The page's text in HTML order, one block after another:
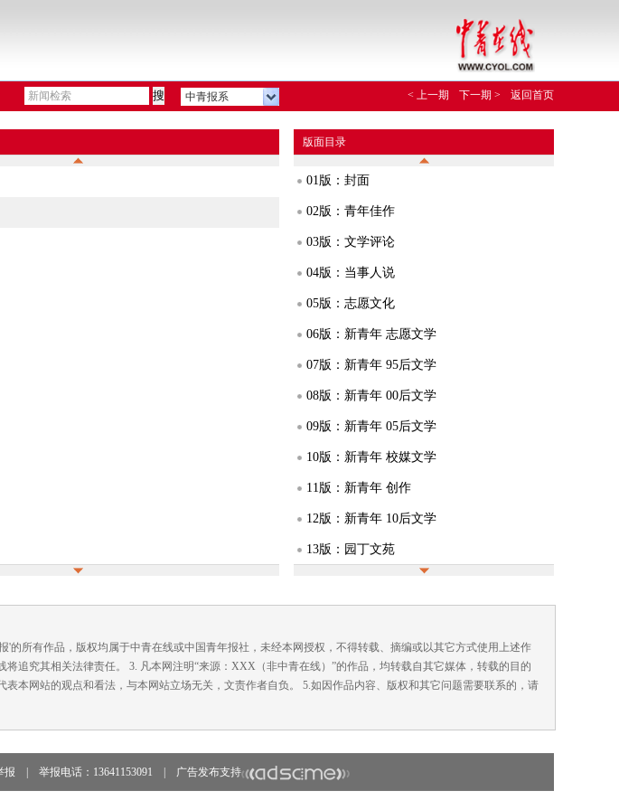
中青报系 < 上一期 下一期 > 返回首页
版面目录
01版：封面
02版：青年佳作
03版：文学评论
04版：当事人说
05版：志愿文化
06版：新青年 志愿文学
07版：新青年 95后文学
08版：新青年 00后文学
09版：新青年 05后文学
10版：新青年 校媒文学
11版：新青年 创作
12版：新青年 10后文学
13版：园丁文苑
16版：广告
所有作品，版权均属于中青在线或中国青年报社，未经本网授权，不得转载、摘编或以其它方式使用上述作
追究其相关法律责任。 3. 凡本网注明“来源：XXX（非中青在线）”的作品，均转载自其它媒体，转载的目的
本网站的观点和看法，与本网站立场无关，文责作者自负。 5.如因作品内容、版权和其它问题需要联系的，请
报 举报电话：13641153091 广告发布支持